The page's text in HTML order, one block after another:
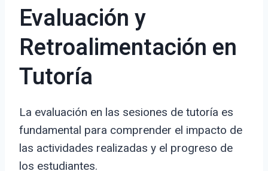
Evaluación y
Retroalimentación en
Tutoría
La evaluación en las sesiones de tutoría es
fundamental para comprender el impacto de
las actividades realizadas y el progreso de
los estudiantes.